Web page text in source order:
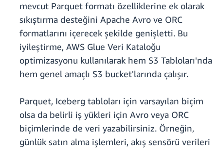
mevcut Parquet formatı özelliklerine ek olarak
sıkıştırma desteğini Apache Avro ve ORC
formatlarını içerecek şekilde genişletti. Bu
iyileştirme, AWS Glue Veri Kataloğu
optimizasyonu kullanılarak hem S3 Tabloları'nda
hem genel amaçlı S3 bucket'larında çalışır.
Parquet, Iceberg tabloları için varsayılan biçim
olsa da belirli iş yükleri için Avro veya ORC
biçimlerinde de veri yazabilirsiniz. Örneğin,
günlük satın alma işlemleri, akış sensörü verileri